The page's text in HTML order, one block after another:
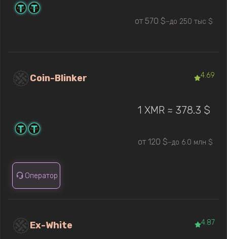
от 570 $—до 250 тыс $
Coin-Blinker 4.69
1 XMR ≈ 378.3 $
от 120 $—до 6.0 млн $
Оператор
Ex-White 4.87